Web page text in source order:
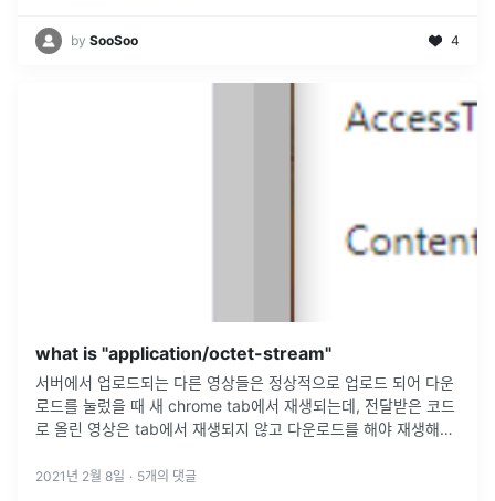
by SooSoo 4
what is "application/octet-stream"
서버에서 업로드되는 다른 영상들은 정상적으로 업로드 되어 다운
로드를 눌렀을 때 새 chrome tab에서 재생되는데, 전달받은 코드
로 올린 영상은 tab에서 재생되지 않고 다운로드를 해야 재생해볼
2021년 2월 8일 · 5개의 댓글